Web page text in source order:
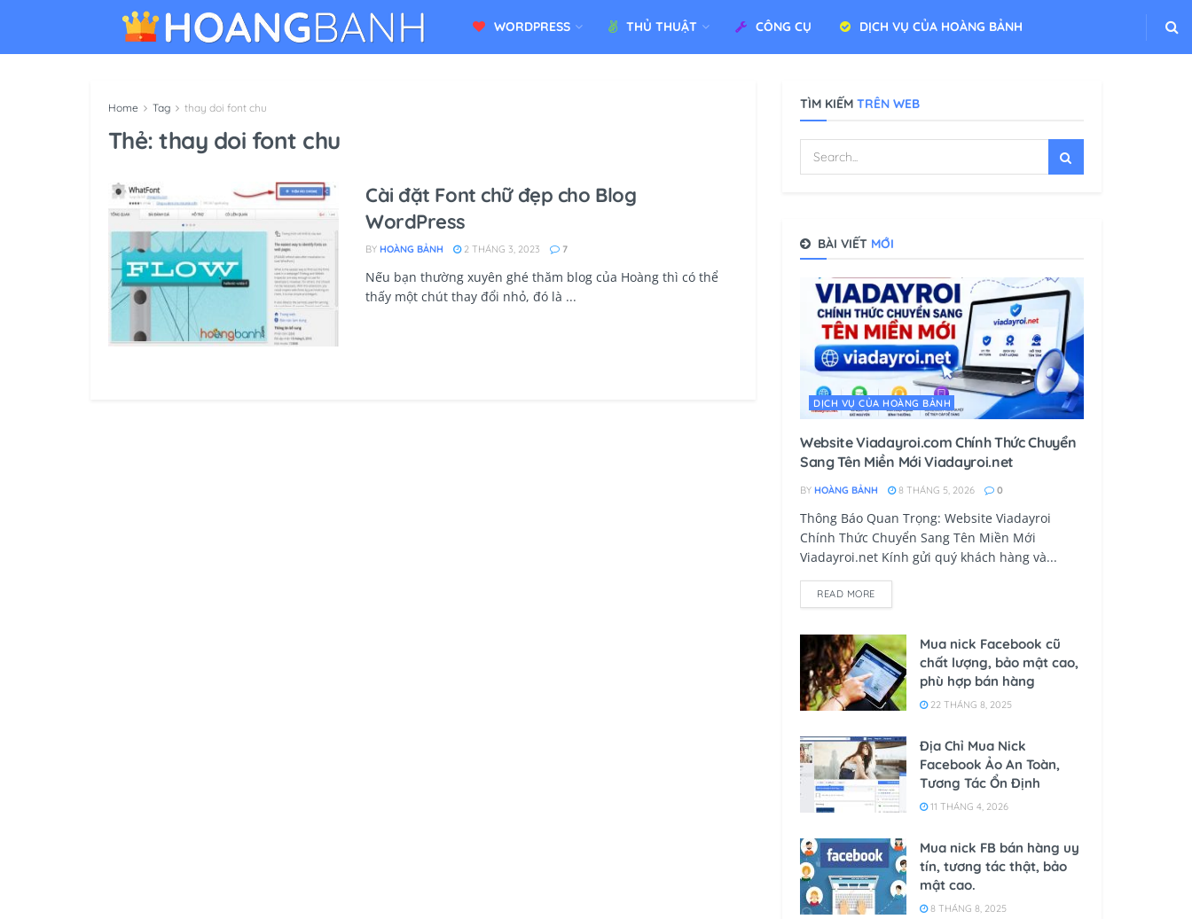
WORDPRESS THỦ THUẬT CÔNG CỤ DỊCH VỤ CỦA HOÀNG BẢNH
Home Tag thay doi font chu
Thẻ:thay doi font chu
Cài đặt Font chữ đẹp cho Blog
WordPress
BY HOÀNG BẢNH 2 THÁNG 3, 2023 7
Nếu bạn thường xuyên ghé thăm blog của Hoàng thì có thể
thấy một chút thay đổi nhỏ, đó là ...
TÌM KIẾM TRÊN WEB
BÀI VIẾT MỚI
DỊCH VỤ CỦA HOÀNG BẢNH
Website Viadayroi.com Chính Thức Chuyển
Sang Tên Miền Mới Viadayroi.net
BY HOÀNG BẢNH 8 THÁNG 5, 2026 0
Thông Báo Quan Trọng: Website Viadayroi
Chính Thức Chuyển Sang Tên Miền Mới
Viadayroi.net Kính gửi quý khách hàng và...
READ MORE
Mua nick Facebook cũ
chất lượng, bảo mật cao,
phù hợp bán hàng
22 THÁNG 8, 2025
Địa Chỉ Mua Nick
Facebook Ảo An Toàn,
Tương Tác Ổn Định
11 THÁNG 4, 2026
Mua nick FB bán hàng uy
tín, tương tác thật, bảo
mật cao.
8 THÁNG 8, 2025